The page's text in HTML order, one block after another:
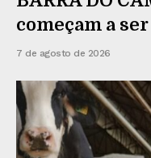
começam a
7 de agosto de 2026